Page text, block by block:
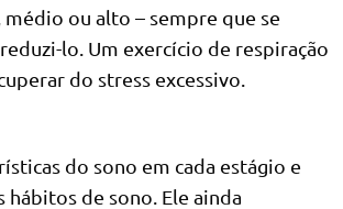
ou alto – sempre que se
lo. Um exercício de respiração
do stress excessivo.
do sono em cada estágio e
hábitos de sono. Ele ainda